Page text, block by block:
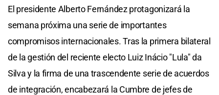
El presidente Alberto Fernández protagonizará la
semana próxima una serie de importantes
compromisos internacionales. Tras la primera bilateral
de la gestión del reciente electo Luiz Inácio "Lula" da
Silva y la firma de una trascendente serie de acuerdos
de integración, encabezará la Cumbre de jefes de